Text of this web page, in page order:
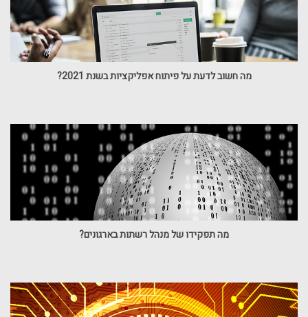
מה חשוב לדעת על פיתוח אפליקציות בשנת 2021?
מה תפקידו של מנהל רשתות בארגונים?